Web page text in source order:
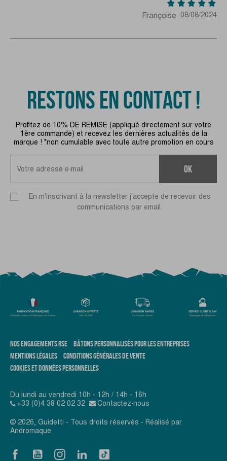
Françoise 08/08/2024
RESTONS EN CONTACT !
Profitez de 10% DE REMISE (appliqué directement sur votre
1ère commande) et recevez les dernières actualités de la
marque ! *non cumulable avec toute autre promotion en cours
ok
En m'inscrivant à la newsletter j'accepte de recevoir des
communications par email.
NOS ENGAGEMENTS RSE
BÂTONS PERSONNALISÉS POUR LES ENTREPRISES
MENTIONS LÉGALES
CONDITIONS GÉNÉRALES DE VENTE
COOKIES ET DONNÉES PERSONNELLES
Du lundi au vendredi 10h - 12h / 14h - 16h
+33 (0)4 38 02 02 32
Contactez-nous
© 2026, Guidetti - Tous droits réservés - Réalisé par
Andromaque